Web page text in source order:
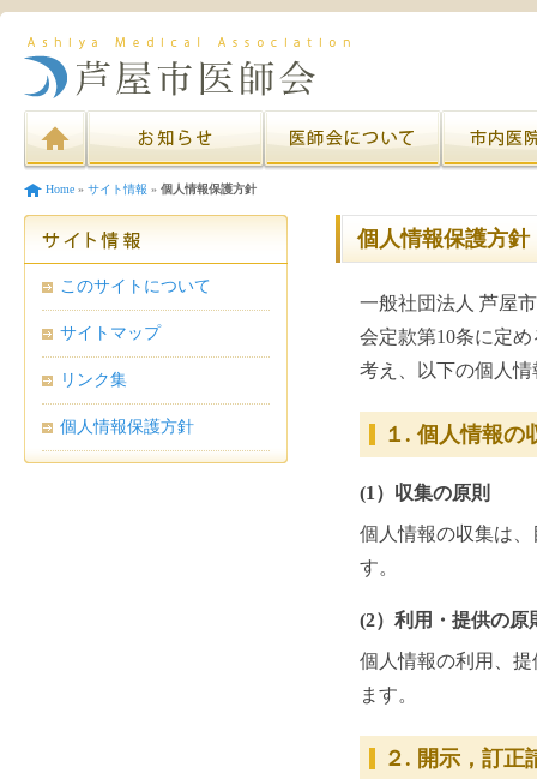
Home » サイト情報 » 個人情報保護方針
個人情報保護方針
一般社団法人 芦屋
会定款第10条に定
考え、以下の個人
１. 個人情報の
(1）収集の原則
個人情報の収集は
す。
(2）利用・提供の原
個人情報の利用、
ます。
２. 開示，訂正
このサイトについて
サイトマップ
リンク集
個人情報保護方針